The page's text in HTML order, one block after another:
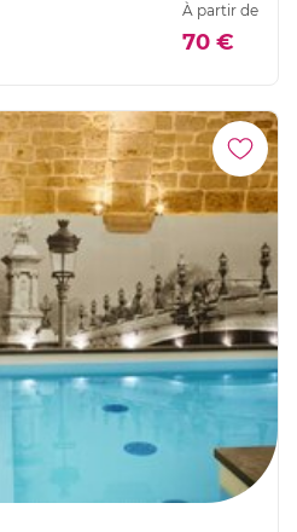
À partir de
70 €